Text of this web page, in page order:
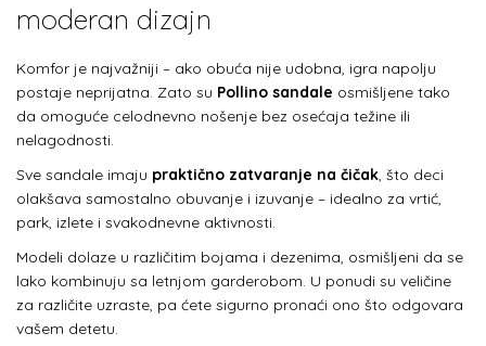
moderan dizajn
Komfor je najvažniji – ako obuća nije udobna, igra napolju
postaje neprijatna. Zato su Pollino sandale osmišljene tako
da omoguće celodnevno nošenje bez osećaja težine ili
nelagodnosti.
Sve sandale imaju praktično zatvaranje na čičak, što deci
olakšava samostalno obuvanje i izuvanje – idealno za vrtić,
park, izlete i svakodnevne aktivnosti.
Modeli dolaze u različitim bojama i dezenima, osmišljeni da se
lako kombinuju sa letnjom garderobom. U ponudi su veličine
za različite uzraste, pa ćete sigurno pronaći ono što odgovara
vašem detetu.